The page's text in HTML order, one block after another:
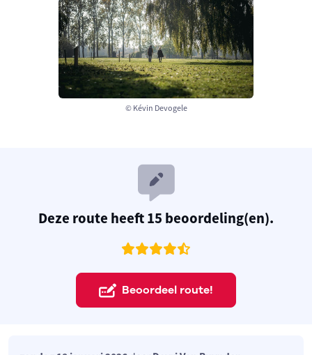
© Kévin Devogele
Deze route heeft 15 beoordeling(en).
Beoordeel route!